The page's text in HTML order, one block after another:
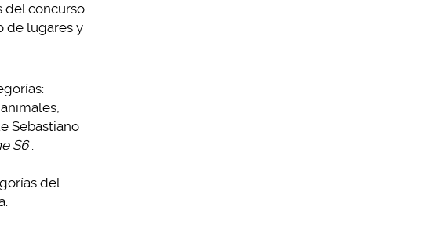
del concurso
de lugares y
Sebastiano
S6 .
del